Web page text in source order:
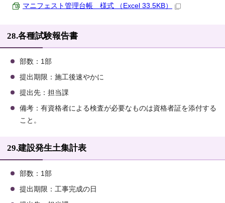
マニフェスト管理台帳 様式 （Excel 33.5KB）
28.各種試験報告書
部数：1部
提出期限：施工後速やかに
提出先：担当課
備考：有資格者による検査が必要なものは資格者証を添付する
こと。
29.建設発生土集計表
部数：1部
提出期限：工事完成の日